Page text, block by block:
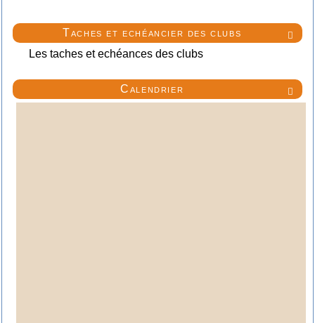

Taches et echéancier des clubs
Les taches et echéances des clubs

Calendrier